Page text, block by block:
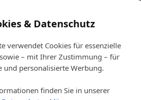
& Datenschutz
verwendet Cookies für essenzielle
– mit Ihrer Zustimmung – für
und personalisierte Werbung.
finden Sie in unserer
Bauen Fertigen